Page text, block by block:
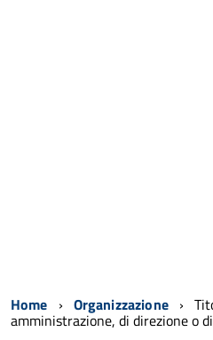
Home Organizzazione
amministrazione, di direzione o